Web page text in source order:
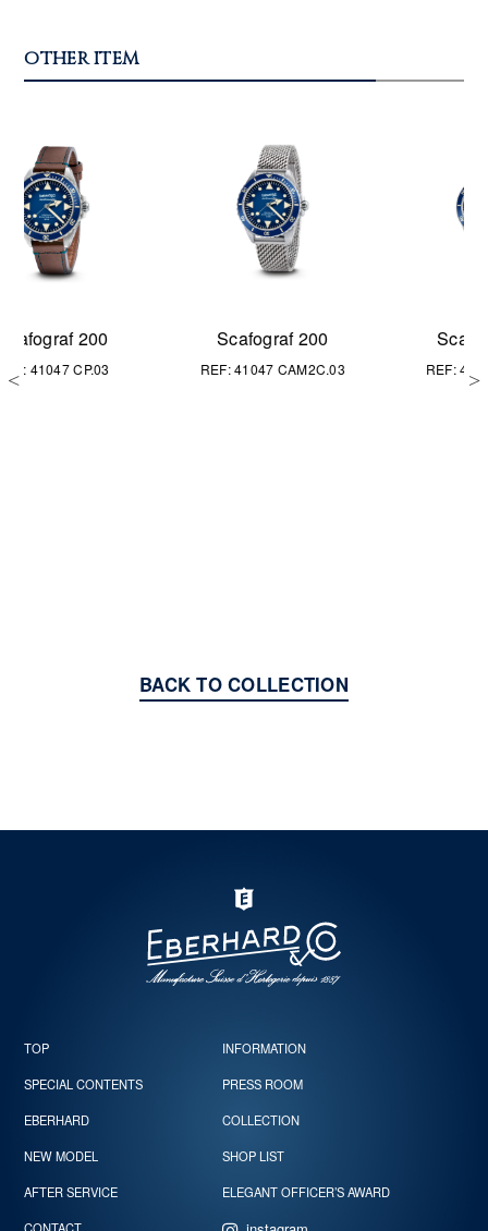
OTHER ITEM
Scafograf 200
REF: 41047 CAM2C.03
Scafograf 200
REF: 41047 CA2C.03
BACK TO COLLECTION
TOP INFORMATION
SPECIAL CONTENTS PRESS ROOM
EBERHARD COLLECTION
NEW MODEL SHOP LIST
AFTER SERVICE ELEGANT OFFICER’S AWARD
CONTACT